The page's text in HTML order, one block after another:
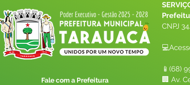
Fale com a Prefeitura
CNPJ
📱(68)
🏢 Av.